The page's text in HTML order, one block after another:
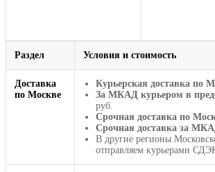
Раздел Условия и стоимость
Доставка
по Москве
Курьерская доставка по
За МКАД курьером в
руб.
Срочная доставка по
Срочная доставка за
В другие регионы
отправляем курьерами